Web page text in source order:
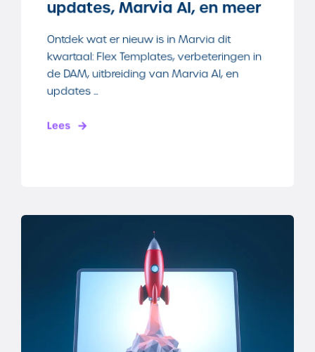
updates, Marvia AI, en meer
Ontdek wat er nieuw is in Marvia dit
kwartaal: Flex Templates, verbeteringen in
de DAM, uitbreiding van Marvia AI, en
updates ...
Lees